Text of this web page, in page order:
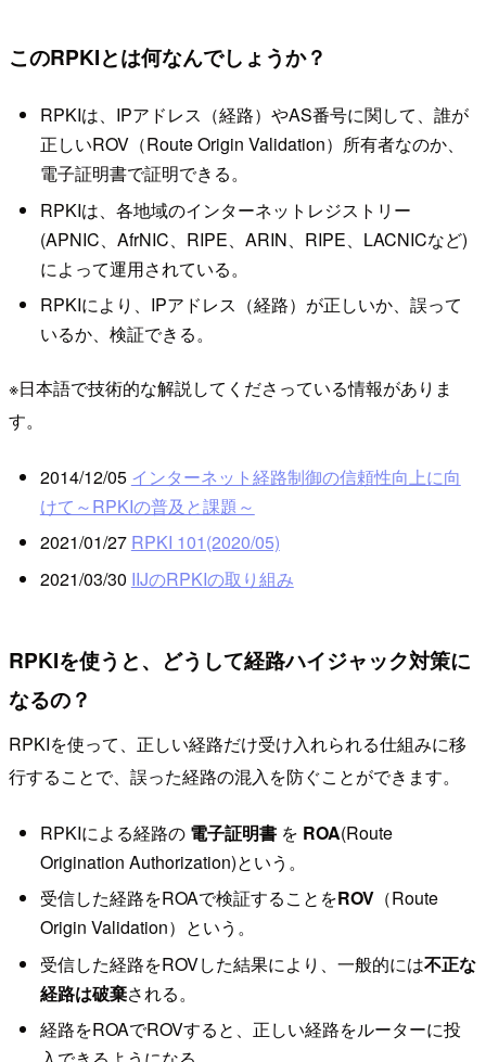
このRPKIとは何なんでしょうか？
RPKIは、IPアドレス（経路）やAS番号に関して、誰が
正しいROV（Route Origin Validation）所有者なのか、
電子証明書で証明できる。
RPKIは、各地域のインターネットレジストリー
(APNIC、AfrNIC、RIPE、ARIN、RIPE、LACNICなど)
によって運用されている。
RPKIにより、IPアドレス（経路）が正しいか、誤って
いるか、検証できる。
※日本語で技術的な解説してくださっている情報がありま
す。
2014/12/05 インターネット経路制御の信頼性向上に向
けて～RPKIの普及と課題～
2021/01/27 RPKI 101(2020/05)
2021/03/30 IIJのRPKIの取り組み
RPKIを使うと、どうして経路ハイジャック対策に
なるの？
RPKIを使って、正しい経路だけ受け入れられる仕組みに移
行することで、誤った経路の混入を防ぐことができます。
RPKIによる経路の 電子証明書を ROA(Route
Origination Authorization)という。
受信した経路をROAで検証することをROV（Route
Origin Validation）という。
受信した経路をROVした結果により、一般的には不正な
経路は破棄される。
経路をROAでROVすると、正しい経路をルーターに投